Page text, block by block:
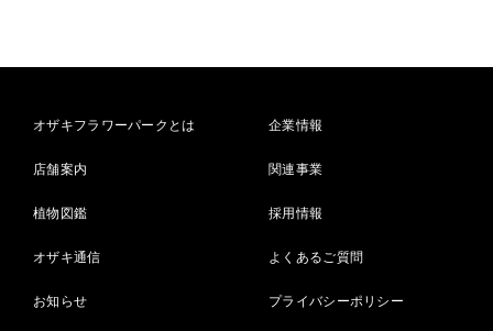
オザキフラワーパークとは
店舗案内
植物図鑑
オザキ通信
お知らせ
企業情報
関連事業
採用情報
よくあるご質問
プライバシーポリシー